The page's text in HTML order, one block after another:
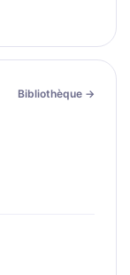
Bibliothèque →